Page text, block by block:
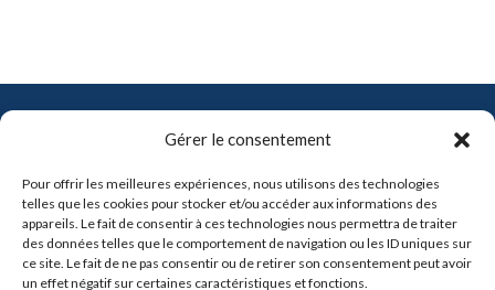
Gérer le consentement
Pour offrir les meilleures expériences, nous utilisons des technologies
telles que les cookies pour stocker et/ou accéder aux informations des
appareils. Le fait de consentir à ces technologies nous permettra de traiter
des données telles que le comportement de navigation ou les ID uniques sur
ce site. Le fait de ne pas consentir ou de retirer son consentement peut avoir
un effet négatif sur certaines caractéristiques et fonctions.
info@pro-soft.fr
+33 6 81 21 41 91
